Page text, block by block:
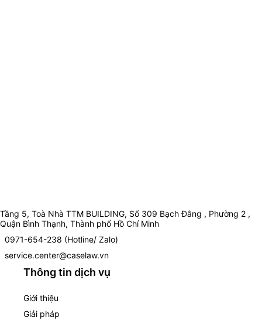
Tầng 5, Toà Nhà TTM BUILDING, Số 309 Bạch Đằng , Phường 2 ,
Quận Bình Thạnh, Thành phố Hồ Chí Minh
0971-654-238 (Hotline/ Zalo)
service.center@caselaw.vn
Thông tin dịch vụ
Giới thiệu
Giải pháp